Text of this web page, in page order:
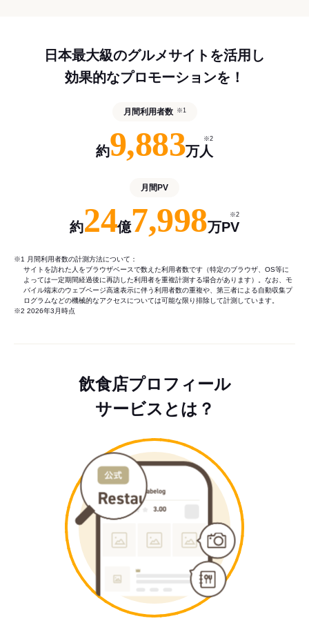
日本最大級のグルメサイトを活用し
効果的なプロモーションを！
月間利用者数 ※1
約9,883万人
※2
月間PV
約24億7,998万PV
※2
※1 月間利用者数の計測方法について：
サイトを訪れた人をブラウザベースで数えた利用者数です（特定のブラウザ、OS等に
よっては一定期間経過後に再訪した利用者を重複計測する場合があります）。なお、モ
バイル端末のウェブページ高速表示に伴う利用者数の重複や、第三者による自動収集プ
ログラムなどの機械的なアクセスについては可能な限り排除して計測しています。
※2 2026年3月時点
飲食店プロフィール
サービスとは？